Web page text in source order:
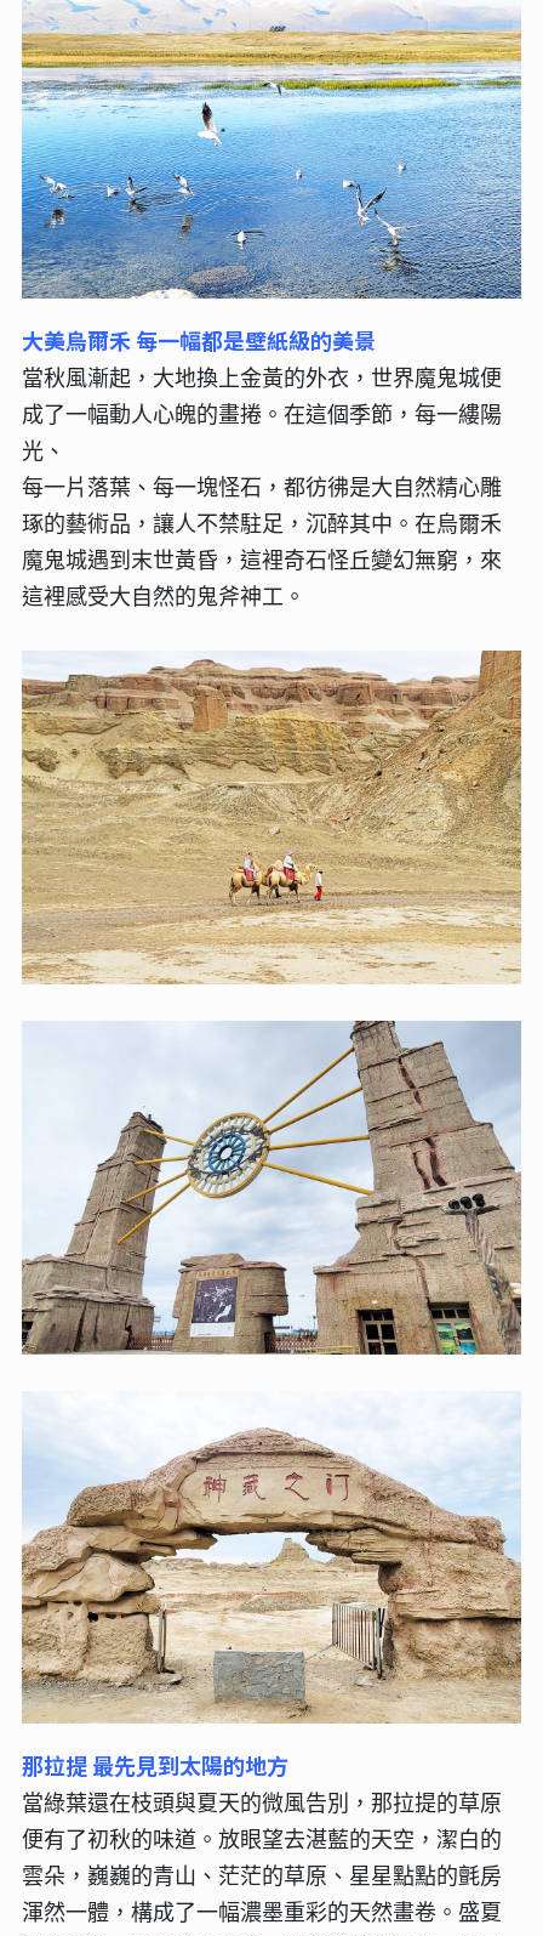
大美烏爾禾 每一幅都是壁紙級的美景
當秋風漸起，大地換上金黃的外衣，世界魔鬼城便
成了一幅動人心魄的畫捲。在這個季節，每一縷陽
光、
每一片落葉、每一塊怪石，都彷彿是大自然精心雕
琢的藝術品，讓人不禁駐足，沉醉其中。在烏爾禾
魔鬼城遇到末世黃昏，這裡奇石怪丘變幻無窮，來
這裡感受大自然的鬼斧神工。
那拉提 最先見到太陽的地方
當綠葉還在枝頭與夏天的微風告別，那拉提的草原
便有了初秋的味道。放眼望去湛藍的天空，潔白的
雲朵，巍巍的青山、茫茫的草原、星星點點的氈房
渾然一體，構成了一幅濃墨重彩的天然畫卷。盛夏